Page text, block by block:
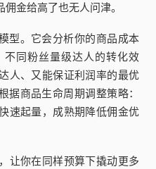
金给高了也无人问津。
型。它会分析你的商品成本
同粉丝量级达人的转化效
人、又能保证利润率的最优
据商品生命周期调整策略：
速起量，成熟期降低佣金优
让你在同样预算下撬动更多